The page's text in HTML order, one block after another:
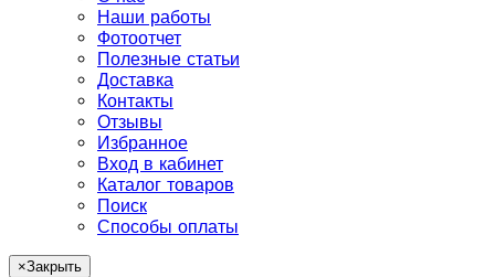
Наши работы
Фотоотчет
Полезные статьи
Доставка
Контакты
Отзывы
Избранное
Вход в кабинет
Каталог товаров
Поиск
Способы оплаты
×Закрыть